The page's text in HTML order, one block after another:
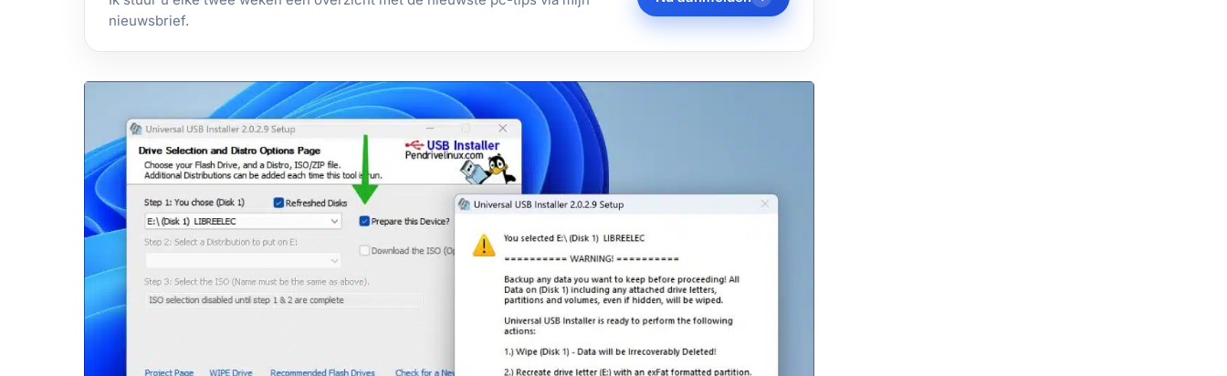
nieuwsbrief.